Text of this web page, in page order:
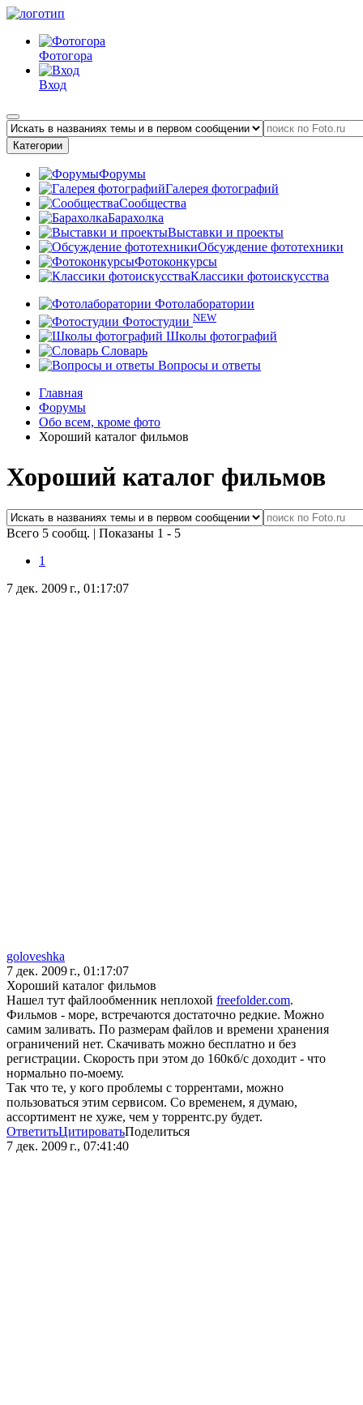
Фотогора
Вход
Категории
Форумы
Галерея фотографий
Сообщества
Барахолка
Выставки и проекты
Обсуждение фототехники
Фотоконкурсы
Классики фотоискусства
Фотолаборатории
Фотостудии NEW
Школы фотографий
Словарь
Вопросы и ответы
Главная
Форумы
Обо всем, кроме фото
Хороший каталог фильмов
Хороший каталог фильмов
Всего 5 сообщ. | Показаны 1 - 5
1
7 дек. 2009 г., 01:17:07
goloveshka
7 дек. 2009 г., 01:17:07
Хороший каталог фильмов
Нашел тут файлообменник неплохой freefolder.com.
Фильмов - море, встречаются достаточно редкие. Можно
самим заливать. По размерам файлов и времени хранения
ограничений нет. Скачивать можно бесплатно и без
регистрации. Скорость при этом до 160кб/с доходит - что
нормально по-моему.
Так что те, у кого проблемы с торрентами, можно
пользоваться этим сервисом. Со временем, я думаю,
ассортимент не хуже, чем у торрентс.ру будет.
ОтветитьЦитироватьПоделиться
7 дек. 2009 г., 07:41:40